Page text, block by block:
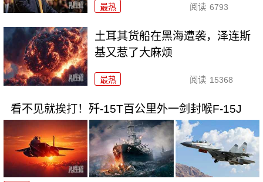
最热 阅读 6793
土耳其货船在黑海遭袭，泽连斯
基又惹了大麻烦
最热 阅读 15368
看不见就挨打！歼-15T百公里外一剑封喉F-15J